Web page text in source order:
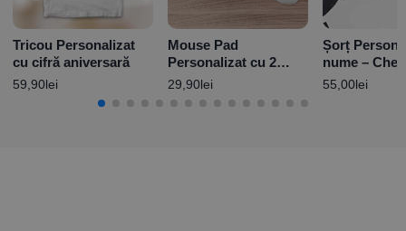
Tricou Personalizat
cu cifră aniversară
59,90lei
Mouse Pad
Personalizat cu 2
poze și text – fundal
roșu
29,90lei
Șorț
nume – Chef
55,00lei